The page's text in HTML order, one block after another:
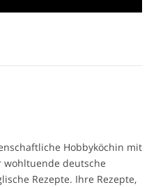
Hobbyköchin mit
wohltuende deutsche
Rezepte. Ihre Rezepte,